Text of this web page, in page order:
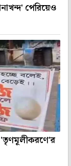
পেরিয়েও
'তৃণমূলীকরণে'র